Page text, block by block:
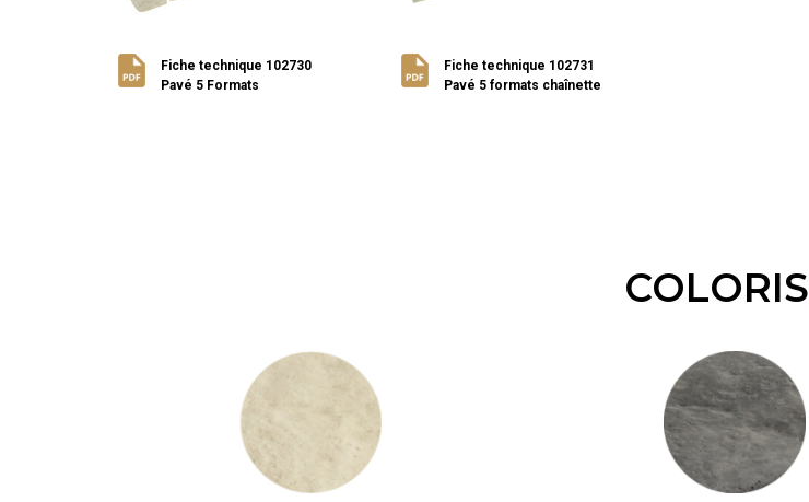
Fiche technique 102730
Pavé 5 Formats
Fiche technique 102731
Pavé 5 formats chaînette
COLORIS